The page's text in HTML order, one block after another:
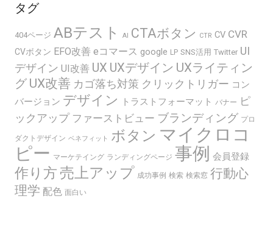
タグ
404ページ ABテスト AI CTAボタン CTR CV CVR
CVボタン EFO改善 eコマース google LP SNS活用 Twitter UI
デザイン UI改善 UX UXデザイン UXライティン
グ UX改善 カゴ落ち対策 クリックトリガー コン
バージョン デザイン トラストフォーマット バナー ピ
ックアップ ファーストビュー ブランディング プロ
ダクトデザイン ベネフィット ボタン マイクロコ
ピー マーケテイング ランディングページ 事例 会員登録
作り方 売上アップ 成功事例 検索 検索窓 行動心
理学 配色 面白い